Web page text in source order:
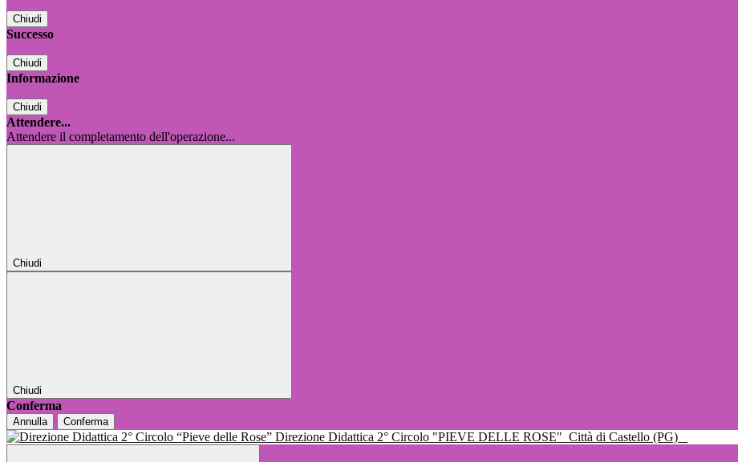
Chiudi
Successo
Chiudi
Informazione
Chiudi
Attendere...
Attendere il completamento dell'operazione...
Chiudi
Chiudi
Conferma
Annulla Conferma
Direzione Didattica 2° Circolo "PIEVE DELLE ROSE" Città di Castello (PG)